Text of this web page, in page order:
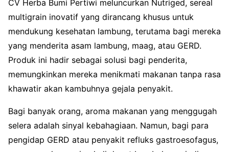
CV Herba Bumi Pertiwi meluncurkan Nutriged, sereal
multigrain inovatif yang dirancang khusus untuk
mendukung kesehatan lambung, terutama bagi mereka
yang menderita asam lambung, maag, atau GERD.
Produk ini hadir sebagai solusi bagi penderita,
memungkinkan mereka menikmati makanan tanpa rasa
khawatir akan kambuhnya gejala penyakit.
Bagi banyak orang, aroma makanan yang menggugah
selera adalah sinyal kebahagiaan. Namun, bagi para
pengidap GERD atau penyakit refluks gastroesofagus,